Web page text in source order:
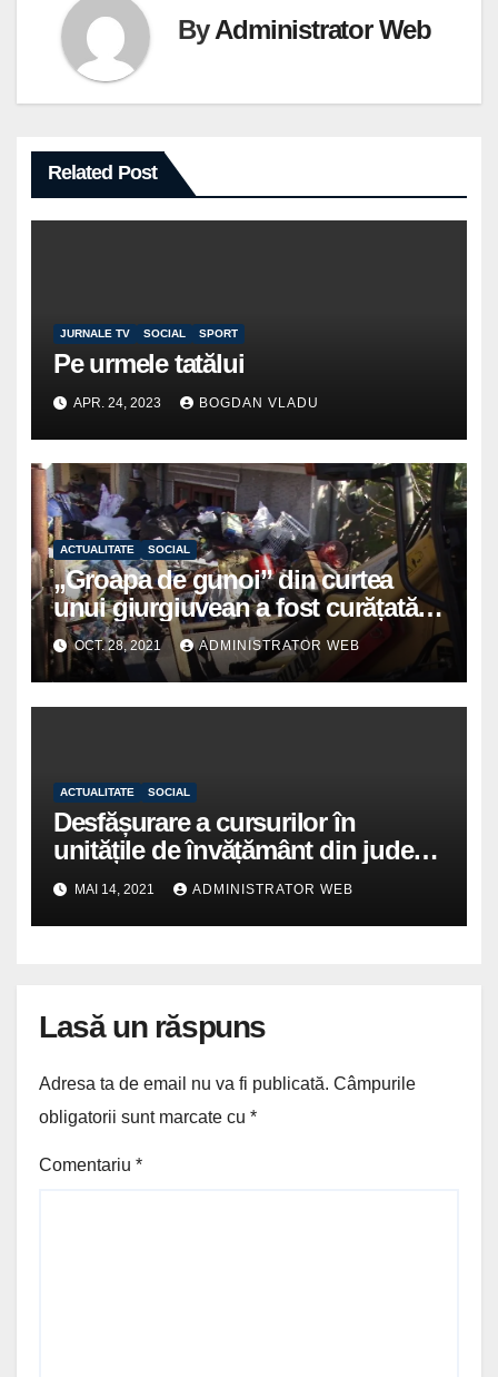
ByAdministrator Web
Related Post
JURNALE TV SOCIAL SPORT
Pe urmele tatălui
APR. 24, 2023 BOGDAN VLADU
ACTUALITATE SOCIAL
„Groapa de gunoi” din curtea
unui giurgiuvean a fost curățată
de autorități
OCT. 28, 2021 ADMINISTRATOR WEB
ACTUALITATE SOCIAL
Desfășurare a cursurilor în
unitățile de învățământ din județul
Giurgiu începând cu data de
17.05.2021
MAI 14, 2021 ADMINISTRATOR WEB
Lasă un răspuns
Adresa ta de email nu va fi publicată. Câmpurile
obligatorii sunt marcate cu *
Comentariu *